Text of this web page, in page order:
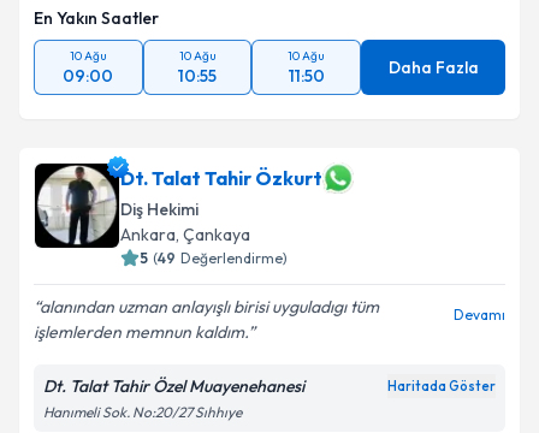
En Yakın Saatler
10 Ağu
09:00
10 Ağu
10:55
10 Ağu
11:50 Daha Fazla
Dt. Talat Tahir Özkurt
Diş Hekimi
Ankara, Çankaya
5 (49 Değerlendirme)
alanından uzman anlayışlı birisi uyguladıgı tüm
işlemlerden memnun kaldım.
Devamı
Dt. Talat Tahir Özel Muayenehanesi Haritada Göster
Hanımeli Sok. No:20/27 Sıhhıye